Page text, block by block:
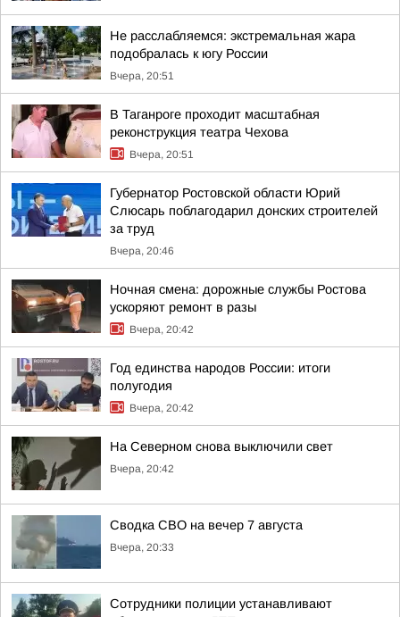
Не расслабляемся: экстремальная жара
подобралась к югу России
Вчера, 20:51
В Таганроге проходит масштабная
реконструкция театра Чехова
Вчера, 20:51
Губернатор Ростовской области Юрий
Слюсарь поблагодарил донских строителей
за труд
Вчера, 20:46
Ночная смена: дорожные службы Ростова
ускоряют ремонт в разы
Вчера, 20:42
Год единства народов России: итоги
полугодия
Вчера, 20:42
На Северном снова выключили свет
Вчера, 20:42
Сводка СВО на вечер 7 августа
Вчера, 20:33
Сотрудники полиции устанавливают